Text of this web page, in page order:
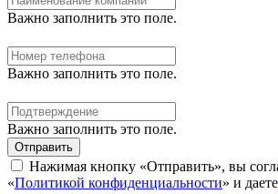
Важно заполнить это поле.
Важно заполнить это поле.
Важно заполнить это поле.
Отправить
Нажимая кнопку «Отправить», вы
«Политикой конфиденциальности» и даете